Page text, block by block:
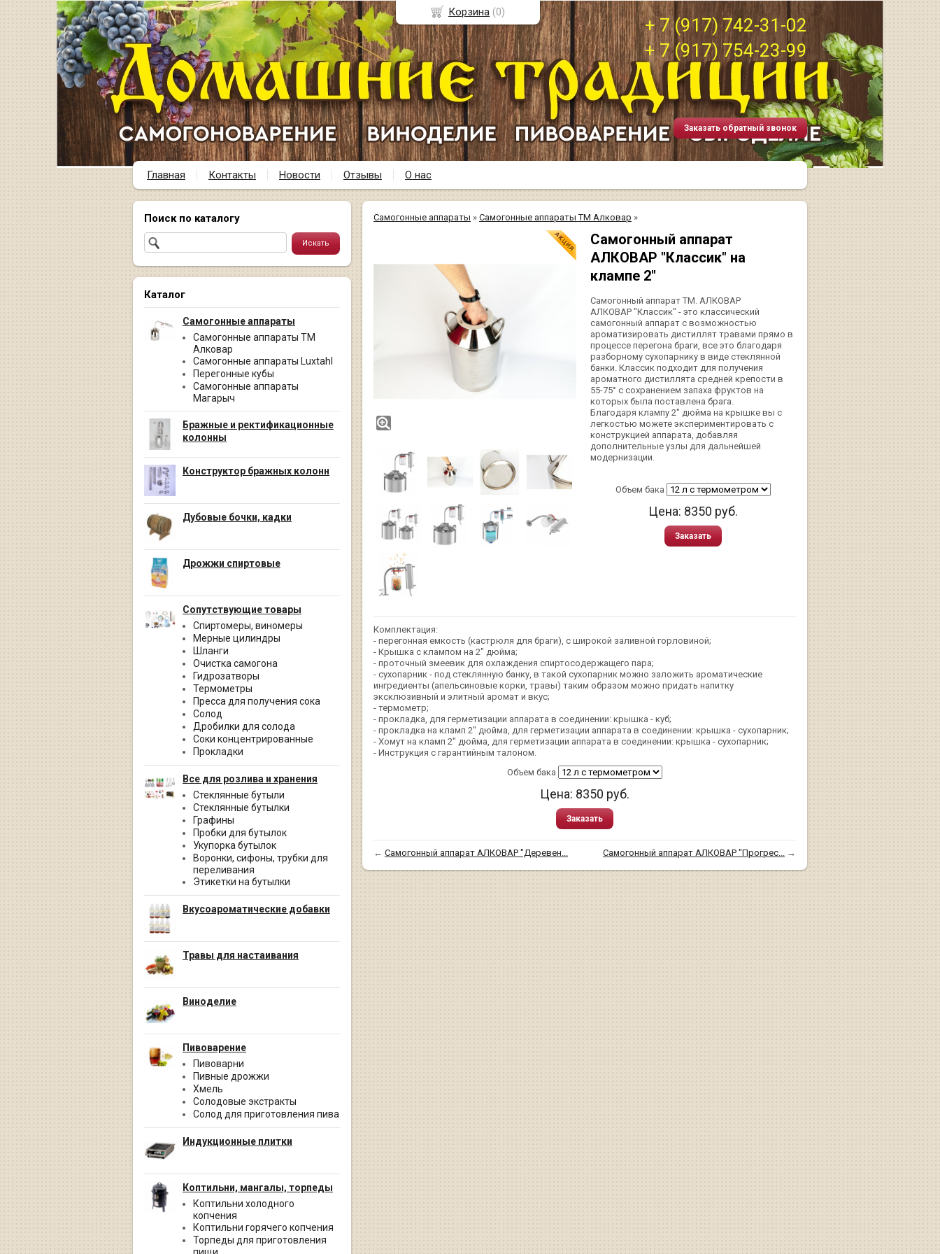
+ 7 (917) 742-31-02
+ 7 (917) 754-23-99
Заказать обратный звонок
Главная Контакты Новости Отзывы О нас
Поиск по каталогу
Каталог
Самогонные аппараты
Самогонные аппараты ТМ
Алковар
Самогонные аппараты Luxtahl
Перегонные кубы
Самогонные аппараты
Магарыч
Бражные и ректификационные
колонны
Конструктор бражных колонн
Дубовые бочки, кадки
Дрожжи спиртовые
Сопутствующие товары
Спиртомеры, виномеры
Мерные цилиндры
Шланги
Очистка самогона
Гидрозатворы
Термометры
Пресса для получения сока
Солод
Дробилки для солода
Соки концентрированные
Прокладки
Все для розлива и хранения
Стеклянные бутыли
Стеклянные бутылки
Графины
Пробки для бутылок
Укупорка бутылок
Воронки, сифоны, трубки для
переливания
Этикетки на бутылки
Вкусоароматические добавки
Травы для настаивания
Виноделие
Пивоварение
Пивоварни
Пивные дрожжи
Хмель
Солодовые экстракты
Солод для приготовления пива
Индукционные плитки
Коптильни, мангалы, торпеды
Коптильни холодного
копчения
Коптильни горячего копчения
Торпеды для приготовления
пищи
Самогонные аппараты » Самогонные аппараты ТМ Алковар »
Самогонный аппарат
АЛКОВАР "Классик" на
клампе 2"
Самогонный аппарат ТМ. АЛКОВАР
АЛКОВАР "Классик" - это классический
самогонный аппарат с возможностью
ароматизировать дистиллят травами прямо в
процессе перегона браги, все это благодаря
разборному сухопарнику в виде стеклянной
банки. Классик подходит для получения
ароматного дистиллята средней крепости в
55-75° с сохранением запаха фруктов на
которых была поставлена брага.
Благодаря клампу 2" дюйма на крышке вы с
легкостью можете экспериментировать с
конструкцией аппарата, добавляя
дополнительные узлы для дальнейшей
модернизации.
Объем бака
Цена: 8350 руб.
Заказать
Комплектация:
- перегонная емкость (кастрюля для браги), с широкой заливной горловиной;
- Крышка с клампом на 2" дюйма;
- проточный змеевик для охлаждения спиртосодержащего пара;
- сухопарник - под стеклянную банку, в такой сухопарник можно заложить ароматические
ингредиенты (апельсиновые корки, травы) таким образом можно придать напитку
эксклюзивный и элитный аромат и вкус;
- термометр;
- прокладка, для герметизации аппарата в соединении: крышка - куб;
- прокладка на кламп 2" дюйма, для герметизации аппарата в соединении: крышка - сухопарник;
- Хомут на кламп 2" дюйма, для герметизации аппарата в соединении: крышка - сухопарник;
- Инструкция с гарантийным талоном.
Объем бака
Цена: 8350 руб.
Заказать
← Самогонный аппарат АЛКОВАР "Деревен... Самогонный аппарат АЛКОВАР "Прогрес... →
Корзина (0)